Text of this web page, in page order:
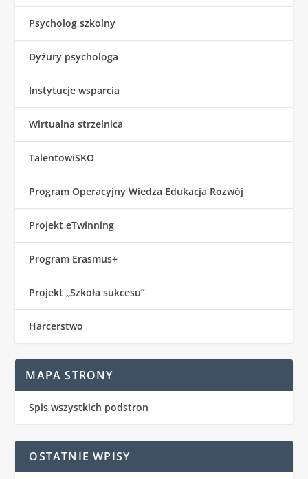
Psycholog szkolny
Dyżury psychologa
Instytucje wsparcia
Wirtualna strzelnica
TalentowiSKO
Program Operacyjny Wiedza Edukacja Rozwój
Projekt eTwinning
Program Erasmus+
Projekt „Szkoła sukcesu”
Harcerstwo
MAPA STRONY
Spis wszystkich podstron
OSTATNIE WPISY